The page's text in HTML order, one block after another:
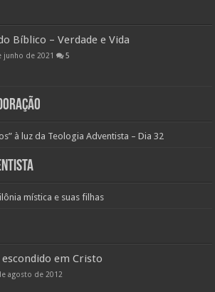
Bíblico – Verdade e Vida
junho de 2021 5
à luz da Teologia Adventista – Dia 32
mística e suas filhas
escondido em Cristo
agosto de 2012